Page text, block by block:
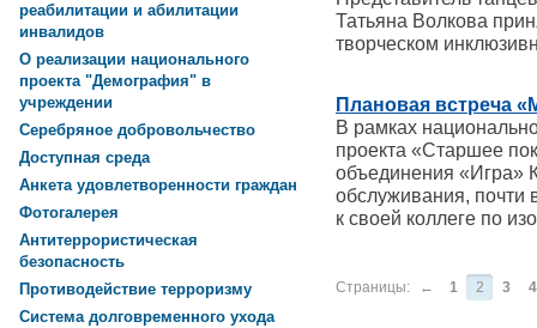
Татьяна Волкова
творческом
Плановая встреча
В рамках
проекта «Старшее
объединения «Игра»
обслуживания, почти
к своей коллеге по
Страницы: ← 1 2 3 4
реабилитации и абилитации
инвалидов
О реализации национального
проекта "Демография" в
учреждении
Серебряное добровольчество
Доступная среда
Анкета удовлетворенности граждан
Фотогалерея
Антитеррористическая
безопасность
Противодействие терроризму
Система долговременного ухода